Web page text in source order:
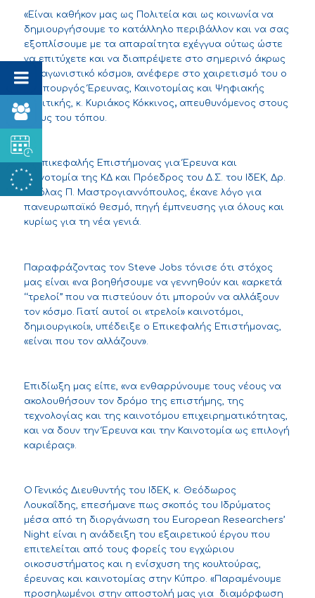
«Είναι καθήκον μας ως Πολιτεία και ως κοινωνία να
δημιουργήσουμε το κατάλληλο περιβάλλον και να σας
εξοπλίσουμε με τα απαραίτητα εχέγγυα ούτως ώστε
να επιτύχετε και να διαπρέψετε στο σημερινό άκρως
ανταγωνιστικό κόσμο», ανέφερε στο χαιρετισμό του ο
Υφυπουργός Έρευνας, Καινοτομίας και Ψηφιακής
Πολιτικής, κ. Κυριάκος Κόκκινος, απευθυνόμενος στους
νέους του τόπου.
Ο Επικεφαλής Επιστήμονας για Έρευνα και
Καινοτομία της ΚΔ και Πρόεδρος του Δ.Σ. του ΙδΕΚ, Δρ.
Νικόλας Π. Μαστρογιαννόπουλος, έκανε λόγο για
πανευρωπαϊκό θεσμό, πηγή έμπνευσης για όλους και
κυρίως για τη νέα γενιά.
Παραφράζοντας τον Steve Jobs τόνισε ότι στόχος
μας είναι «να βοηθήσουμε να γεννηθούν και «αρκετά
‘‘τρελοί’’ που να πιστεύουν ότι μπορούν να αλλάξουν
τον κόσμο. Γιατί αυτοί οι «τρελοί» καινοτόμοι,
δημιουργικοί», υπέδειξε ο Επικεφαλής Επιστήμονας,
«είναι που τον αλλάζουν».
Επιδίωξη μας είπε, «να ενθαρρύνουμε τους νέους να
ακολουθήσουν τον δρόμο της επιστήμης, της
τεχνολογίας και της καινοτόμου επιχειρηματικότητας,
και να δουν την Έρευνα και την Καινοτομία ως επιλογή
καριέρας».
Ο Γενικός Διευθυντής του ΙδΕΚ, κ. Θεόδωρος
Λουκαΐδης, επεσήμανε πως σκοπός του Ιδρύματος
μέσα από τη διοργάνωση του European Researchers’
Night είναι η ανάδειξη του εξαιρετικού έργου που
επιτελείται από τους φορείς του εγχώριου
οικοσυστήματος και η ενίσχυση της κουλτούρας,
έρευνας και καινοτομίας στην Κύπρο. «Παραμένουμε
προσηλωμένοι στην αποστολή μας για διαμόρφωση